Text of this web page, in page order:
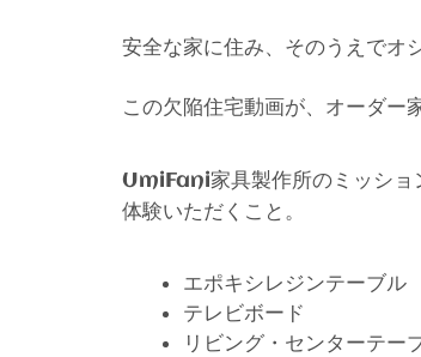
安全な家に住み、そのうえでオ
この欠陥住宅動画が、オーダー
UmiFani家具製作所のミッシ
体験いただくこと。
エポキシレジンテーブル
テレビボード
リビング・センターテー